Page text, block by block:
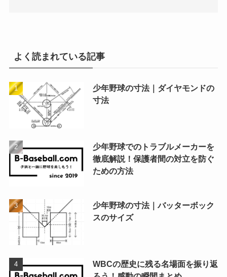
よく読まれている記事
少年野球の寸法｜ダイヤモンドの
寸法
少年野球でのトラブルメーカーを
徹底解説！保護者間の対立を防ぐ
ための方法
少年野球の寸法｜バッターボック
スのサイズ
WBCの歴史に残る名場面を振り返